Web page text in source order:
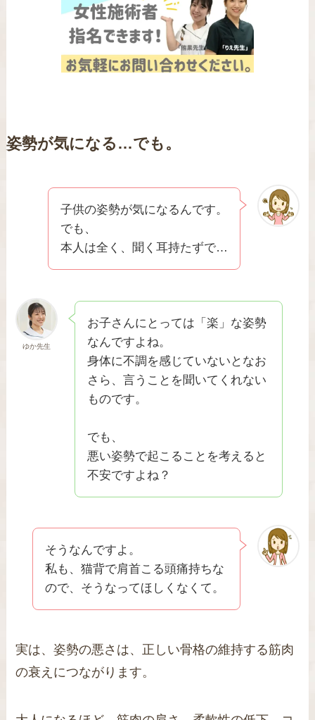
姿勢が気になる…でも。
子供の姿勢が気になるんです。
でも、
本人は全く、聞く耳持たずで…
ゆか先生
お子さんにとっては「楽」な姿勢
なんですよね。
身体に不調を感じていないとなお
さら、言うことを聞いてくれない
ものです。
でも、
悪い姿勢で起こることを考えると
不安ですよね？
そうなんですよ。
私も、猫背で肩首こる頭痛持ちな
ので、そうなってほしくなくて。
実は、姿勢の悪さは、正しい骨格の維持する筋肉
の衰えにつながります。